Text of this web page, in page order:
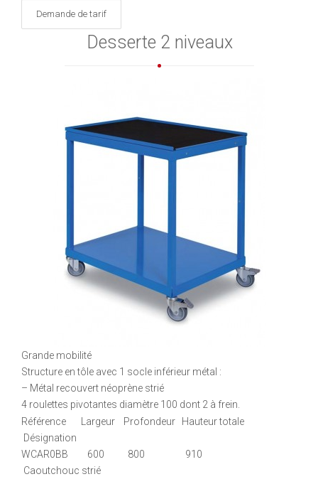
Demande de tarif
Desserte 2 niveaux
Grande mobilité
Structure en tôle avec 1 socle inférieur métal :
– Métal recouvert néoprène strié
4 roulettes pivotantes diamètre 100 dont 2 à frein.
Référence Largeur Profondeur Hauteur totale
Désignation
WCAR0BB 600 800 910
Caoutchouc strié